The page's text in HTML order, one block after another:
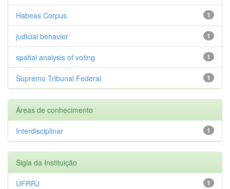
1
Habeas Corpus.
1
judicial behavior
1
spatial analysis of voting
1
Supremo Tribunal Federal
Áreas de conhecimento
1
Interdisciplinar
Sigla da Instituição
1
UFRRJ